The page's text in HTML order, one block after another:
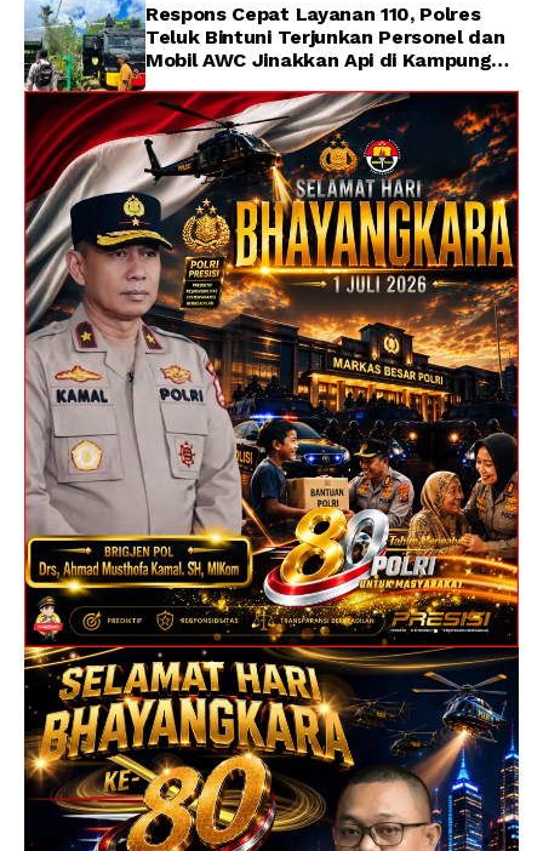
Respons Cepat Layanan 110, Polres
Teluk Bintuni Terjunkan Personel dan
Mobil AWC Jinakkan Api di Kampung